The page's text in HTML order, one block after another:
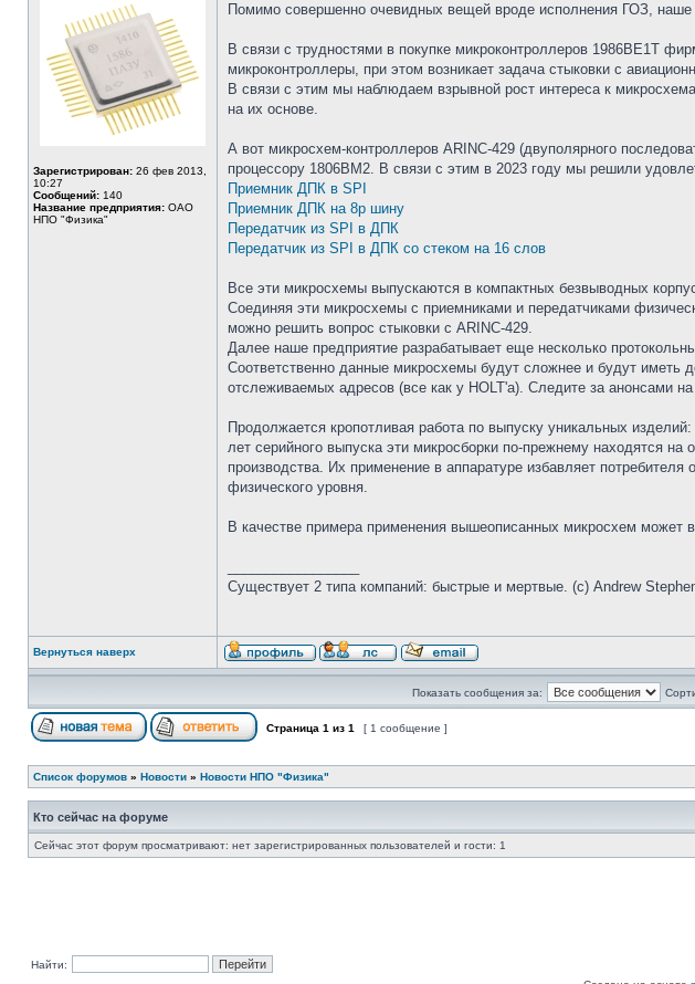
Зарегистрирован: 26 фев 2013,
10:27
Сообщений: 140
Название предприятия: ОАО
НПО "Физика"
Помимо совершенно очевидных вещей вроде исполнения ГОЗ, наше
В связи с трудностями в покупке микроконтроллеров 1986ВЕ1Т
микроконтроллеры, при этом возникает задача стыковки с
В связи с этим мы наблюдаем взрывной рост интереса к
на их основе.
А вот микросхем-контроллеров ARINC-429 (двуполярного
процессору 1806ВМ2. В связи с этим в 2023 году мы решили
Приемник ДПК в SPI
Приемник ДПК на 8р шину
Передатчик из SPI в ДПК
Передатчик из SPI в ДПК со стеком на 16 слов
Все эти микросхемы выпускаются в компактных безвыводных
Соединяя эти микросхемы с приемниками и передатчиками
можно решить вопрос стыковки с ARINC-429.
Далее наше предприятие разрабатывает еще несколько
Соответственно данные микросхемы будут сложнее и будут иметь
отслеживаемых адресов (все как у HOLT'a). Следите за анонсами
Продолжается кропотливая работа по выпуску уникальных
лет серийного выпуска эти микросборки по-прежнему находятся на
производства. Их применение в аппаратуре избавляет
физического уровня.
В качестве примера применения вышеописанных микросхем может
Существует 2 типа компаний: быстрые и мертвые. (с) Andrew
Вернуться наверх
Показать сообщения за:
Страница 1 из 1 [ 1 сообщение ]
Список форумов » Новости » Новости НПО "Физика"
Кто сейчас на форуме
Сейчас этот форум просматривают: нет зарегистрированных пользователей и гости: 1
Найти: